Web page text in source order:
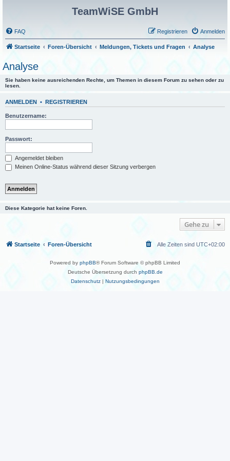
TeamWiSE GmbH
FAQ Anmelden
Registrieren
Startseite Foren-Übersicht Meldungen, Tickets und Fragen Analyse
Analyse
Sie haben keine ausreichenden Rechte, um Themen in diesem Forum zu sehen oder zu
lesen.
ANMELDEN • REGISTRIEREN
Benutzername:
Passwort:
Angemeldet bleiben
Meinen Online-Status während dieser Sitzung verbergen
Diese Kategorie hat keine Foren.
Gehe zu
Startseite Foren-Übersicht Alle Zeiten sind UTC+02:00
Powered by phpBB® Forum Software © phpBB Limited
Deutsche Übersetzung durch phpBB.de
Datenschutz| Nutzungsbedingungen